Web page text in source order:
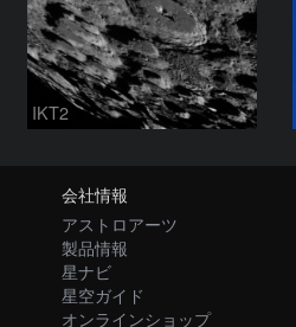
IKT2
会社情報
アストロアーツ
製品情報
星ナビ
星空ガイド
オンラインショップ